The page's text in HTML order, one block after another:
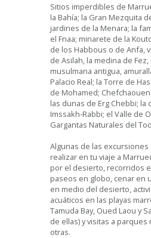
Sitios imperdibles de
la Bahía; la Gran Mezquita
jardines de la Menara; la
el Fnaa; minarete de la
de los Habbous o de Anfa,
de Asilah, la medina de
musulmana antigua,
Palacio Real; la Torre de
de Mohamed; Chefchaouen
las dunas de Erg Chebbi; la
Imssakh-Rabbi; el Valle de
Gargantas Naturales del
Algunas de las
realizar en tu viaje a
por el desierto, recorridos
paseos en globo, cenar en
en medio del desierto,
acuáticos en las playas
Tamuda Bay, Oued Laou y
de ellas) y visitas a
otras.